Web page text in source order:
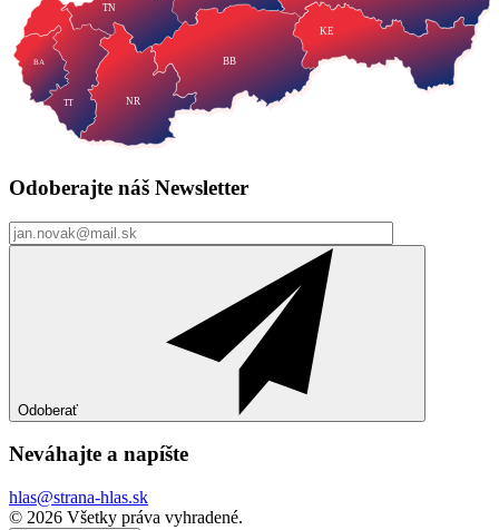
TT NR
TN
BB
KE
BA
Odoberajte náš Newsletter
Odoberať
Neváhajte a napíšte
hlas@strana-hlas.sk
©️ 2026 Všetky práva vyhradené.